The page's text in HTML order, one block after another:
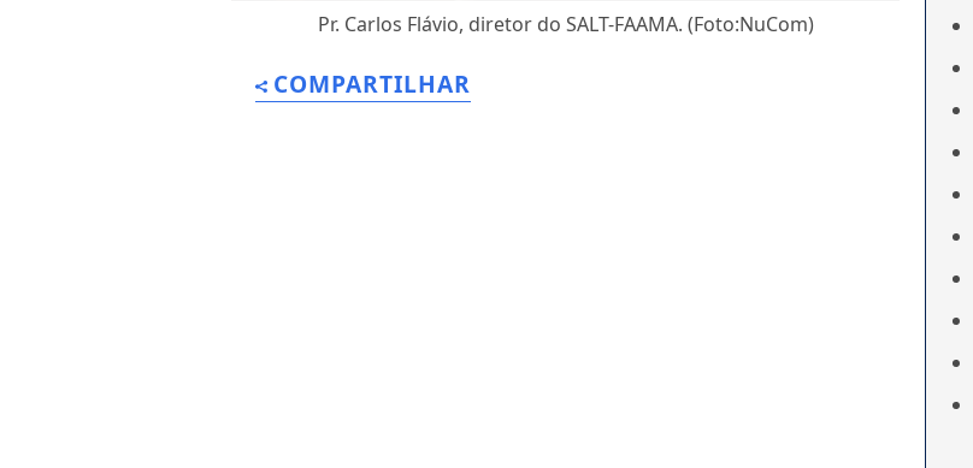
Pr. Carlos Flávio, diretor do SALT-FAAMA. (Foto:NuCom)
COMPARTILHAR